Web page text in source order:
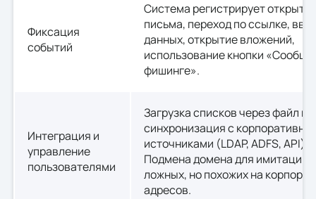
Фиксация
событий
Система регистрирует
письма, переход по ссылке,
данных, открытие вложений,
использование кнопки
фишинге».
Интеграция и
управление
пользователями
Загрузка списков через файл
синхронизация с
источниками (LDAP, ADFS, API).
Подмена домена для имитации
ложных, но похожих на
адресов.